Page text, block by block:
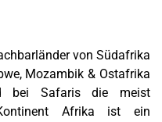
von Südafrika
Mozambik & Ostafrika
bei Safaris die meist
Afrika ist ein